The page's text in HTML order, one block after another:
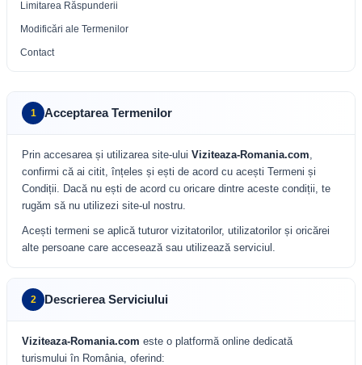
Limitarea Răspunderii
Modificări ale Termenilor
Contact
1 Acceptarea Termenilor
Prin accesarea și utilizarea site-ului Viziteaza-Romania.com,
confirmi că ai citit, înțeles și ești de acord cu acești Termeni și
Condiții. Dacă nu ești de acord cu oricare dintre aceste condiții, te
rugăm să nu utilizezi site-ul nostru.
Acești termeni se aplică tuturor vizitatorilor, utilizatorilor și oricărei
alte persoane care accesează sau utilizează serviciul.
2 Descrierea Serviciului
Viziteaza-Romania.com este o platformă online dedicată
turismului în România, oferind: